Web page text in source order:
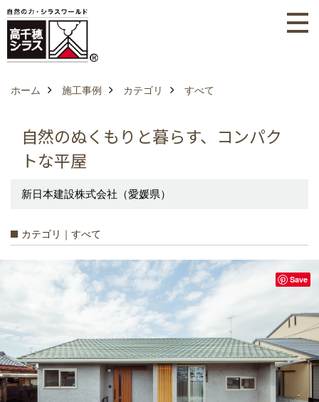
ホーム 施工事例 カテゴリ すべて
自然のぬくもりと暮らす、コンパク
トな平屋
新日本建設株式会社（愛媛県）
カテゴリ｜すべて
Save